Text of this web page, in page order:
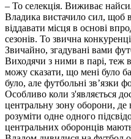
– То селекція. Виживає
Владика вистачило сил, щоб
віддавати місця в основі
сезонів. То звична
Звичайно, згадувані вами
Виходячи з ними в парі, теж
можу сказати, що мені було
було, але футбольні зв’язки
Особливо коли з'являється
центральну зону оборони, де
розуміти одне одного
центральних оборонців